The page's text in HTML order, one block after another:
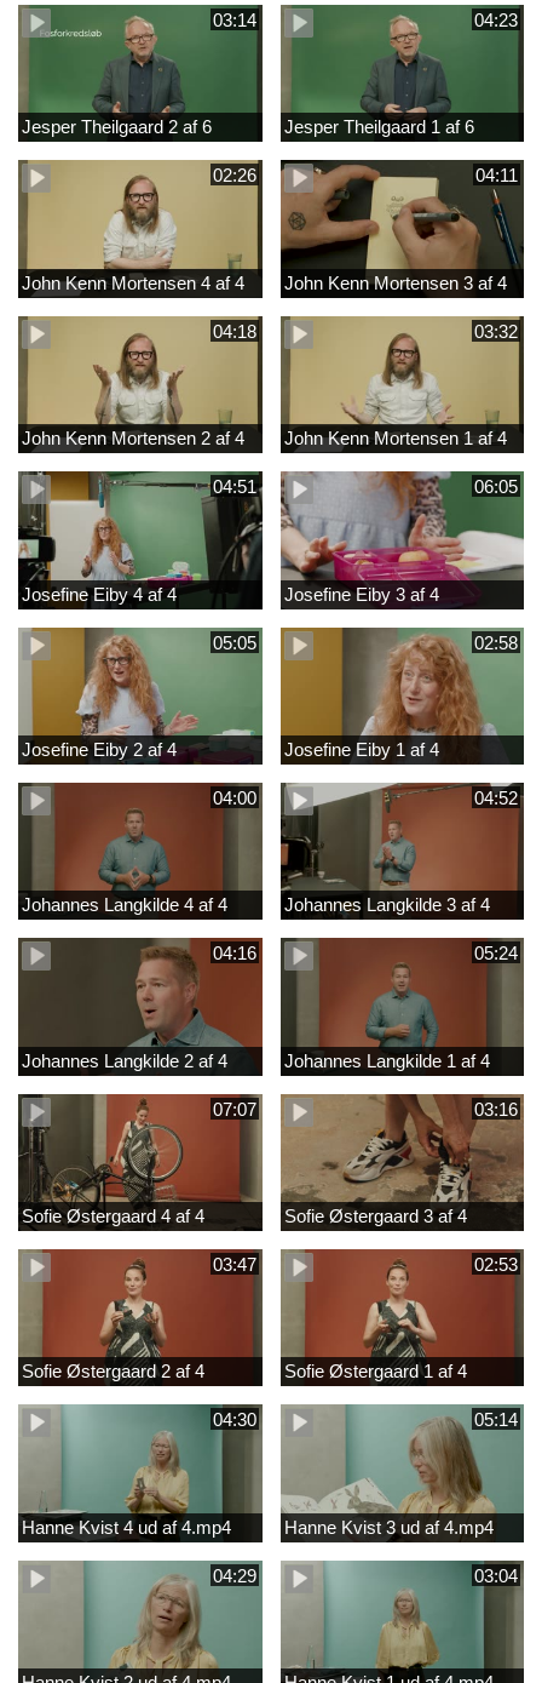
03:14
Jesper Theilgaard 2 af 6
04:23
Jesper Theilgaard 1 af 6
02:26
John Kenn Mortensen 4 af 4
04:11
John Kenn Mortensen 3 af 4
04:18
John Kenn Mortensen 2 af 4
03:32
John Kenn Mortensen 1 af 4
04:51
Josefine Eiby 4 af 4
06:05
Josefine Eiby 3 af 4
05:05
Josefine Eiby 2 af 4
02:58
Josefine Eiby 1 af 4
04:00
Johannes Langkilde 4 af 4
04:52
Johannes Langkilde 3 af 4
04:16
Johannes Langkilde 2 af 4
05:24
Johannes Langkilde 1 af 4
07:07
Sofie Østergaard 4 af 4
03:16
Sofie Østergaard 3 af 4
03:47
Sofie Østergaard 2 af 4
02:53
Sofie Østergaard 1 af 4
04:30
Hanne Kvist 4 ud af 4.mp4
05:14
Hanne Kvist 3 ud af 4.mp4
04:29 03:04